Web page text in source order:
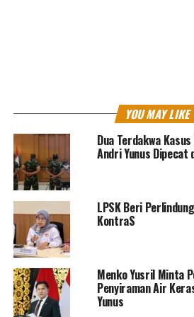
pihaknya berhalangan hadir pada
ditentukan oleh pihak kepolisian.
Akan tetapi, pihak kepolisian tidak
respon yang serius atas
pemeriksaan yang dimintakan.
Proses hukum yang dijalankan oleh
harus sesuai dengan ketentuan
undangan dan prinsip hak asasi
secara universal.
Pemanggilan dan proses hukum
YOU MAY LIKE
Dua Terdakwa
Andri Yunus Dipecat
LPSK Beri
KontraS
Menko Yusril Minta
Penyiraman Air
Yunus